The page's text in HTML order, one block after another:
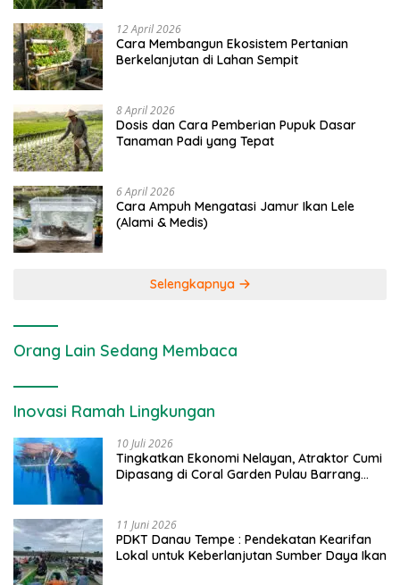
12 April 2026
Cara Membangun Ekosistem Pertanian
Berkelanjutan di Lahan Sempit
8 April 2026
Dosis dan Cara Pemberian Pupuk Dasar
Tanaman Padi yang Tepat
6 April 2026
Cara Ampuh Mengatasi Jamur Ikan Lele
(Alami & Medis)
Selengkapnya
Orang Lain Sedang Membaca
Inovasi Ramah Lingkungan
10 Juli 2026
Tingkatkan Ekonomi Nelayan, Atraktor Cumi
Dipasang di Coral Garden Pulau Barrang
11 Juni 2026
PDKT Danau Tempe : Pendekatan Kearifan
Lokal untuk Keberlanjutan Sumber Daya Ikan